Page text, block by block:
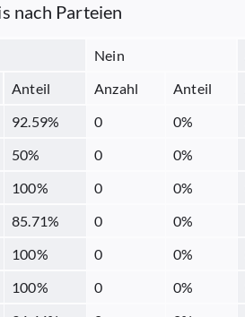
nach Parteien
Nein
Anteil Anzahl Anteil
92.59% 0 0%
50% 0 0%
100% 0 0%
85.71% 0 0%
100% 0 0%
100% 0 0%